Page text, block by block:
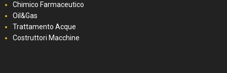
Chimico Farmaceutico
Oil&Gas
Trattamento Acque
Costruttori Macchine